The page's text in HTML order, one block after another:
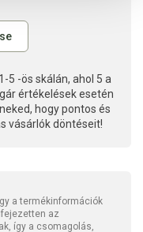
5 -ös skálán, ahol 5 a
értékelések esetén
hogy pontos és
vásárlók döntéseit!
a termékinformációk
az
így a csomagolás,